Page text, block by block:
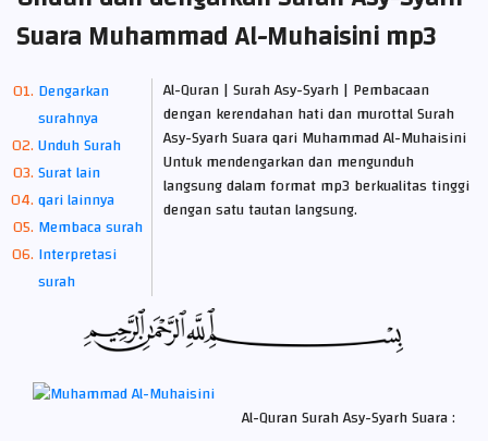
Suara Muhammad Al-Muhaisini mp3
Dengarkan
surahnya
Unduh Surah
Surat lain
qari lainnya
Membaca surah
Interpretasi
surah
Al-Quran | Surah Asy-Syarh | Pembacaan
dengan kerendahan hati dan murottal Surah
Asy-Syarh Suara qari Muhammad Al-Muhaisini
Untuk mendengarkan dan mengunduh
langsung dalam format mp3 berkualitas tinggi
dengan satu tautan langsung.
Al-Quran Surah Asy-Syarh Suara :